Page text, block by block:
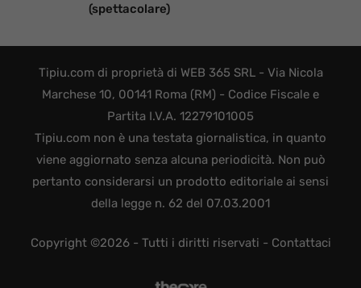
(spettacolare)
Tipiu.com di proprietà di WEB 365 SRL - Via Nicola
Marchese 10, 00141 Roma (RM) - Codice Fiscale e
Partita I.V.A. 12279101005
Tipiu.com non è una testata giornalistica, in quanto
viene aggiornato senza alcuna periodicità. Non può
pertanto considerarsi un prodotto editoriale ai sensi
della legge n. 62 del 07.03.2001
Copyright ©2026 - Tutti i diritti riservati - Contattaci